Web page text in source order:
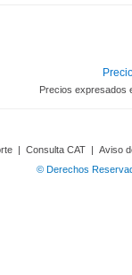
Precios expresados
| Consulta CAT | Aviso
© Derechos